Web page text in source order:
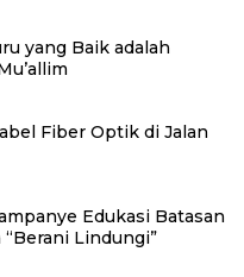
yang Baik adalah
Fiber Optik di Jalan
Edukasi Batasan
Lindungi”